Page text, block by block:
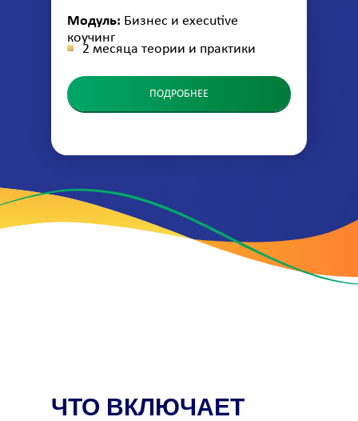
2 месяца теории и практики
ПОДРОБНЕЕ
Модуль: Бизнес и executive
коучинг
ЧТО ВКЛЮЧАЕТ